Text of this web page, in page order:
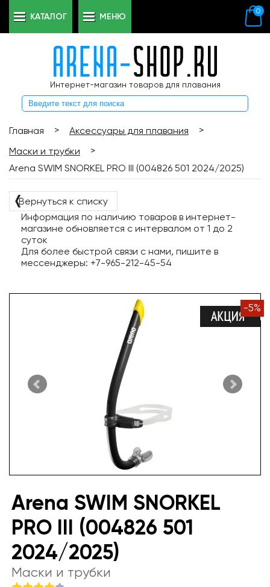
Интернет-магазин товаров для плавания
0
КАТАЛОГ МЕНЮ
Главная > Аксессуары для плавания
>
Маски и трубки
>
Arena SWIM SNORKEL PRO III (004826 501 2024/2025)
❬Вернуться к списку
Информация по наличию товаров в интернет-
магазине обновляется с интервалом от 1 до 2
суток
Для более быстрой связи с нами, пишите в
мессенджеры: +7-965-212-45-54
-5%
Arena SWIM SNORKEL
PRO III (004826 501
2024/2025)
Маски и трубки